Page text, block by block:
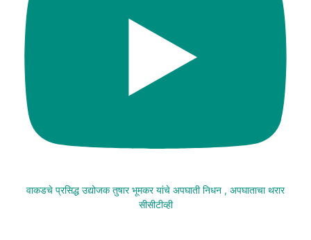
वाकडचे प्रसिद्ध उद्योजक तुषार भूमकर यांचे अपघाती निधन , अपघाताचा थरार
सीसीटीव्ही